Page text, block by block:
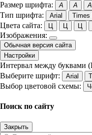
Размер шрифта: A A A
Тип шрифта: Arial Times
Цвета сайта: Ц Ц Ц
Изображения:
Обычная версия сайта
Настройки
Интервал между буквами
Выберите шрифт: Arial
Выбор цветовой схемы:
Поиск по сайту
Закрыть